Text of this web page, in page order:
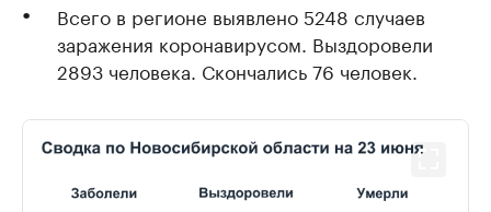
Всего в регионе выявлено 5248 случаев
заражения коронавирусом. Выздоровели
2893 человека. Скончались 76 человек.